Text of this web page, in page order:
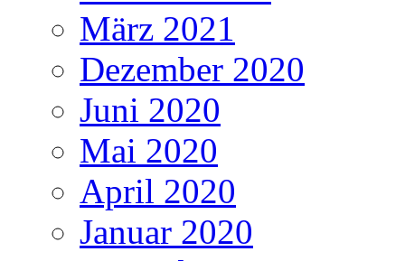
März 2021
Dezember 2020
Juni 2020
Mai 2020
April 2020
Januar 2020